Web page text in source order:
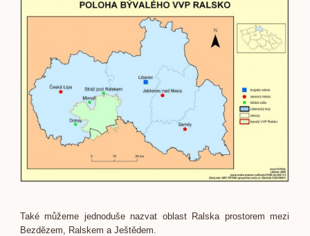
Také můžeme jednoduše nazvat oblast Ralska prostorem mezi
Bezdězem, Ralskem a Ještědem.